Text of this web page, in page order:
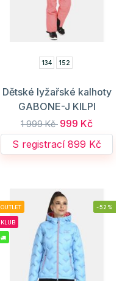
134 152
Dětské lyžařské kalhoty
GABONE-J KILPI
1 999 Kč 999 Kč
S registrací 899 Kč
OUTLET
KLUB
-52%